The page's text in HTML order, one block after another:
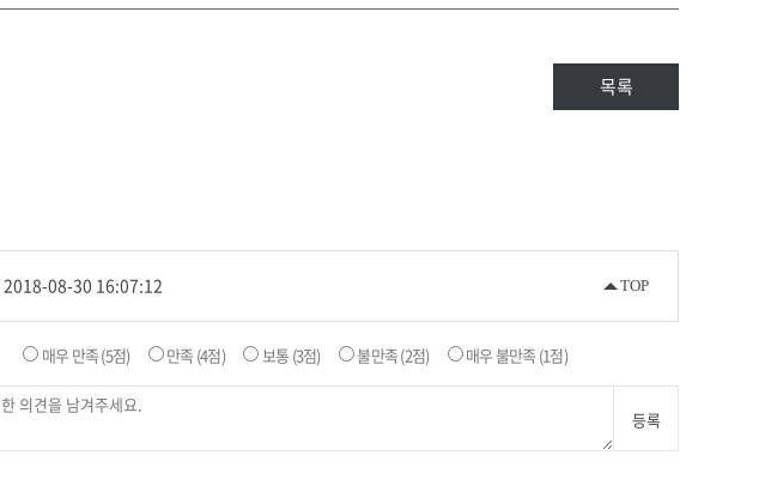
목록
TOP
2018-08-30 16:07:12
매우 만족(5점) 만족 (4점) 보통(3점) 불만족(2점) 매우 불만족 (1점)
등록